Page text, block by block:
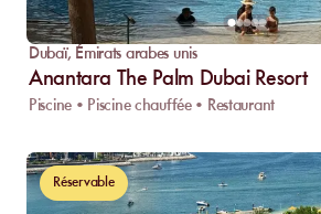
Dubaï, Émirats arabes unis
Anantara The Palm Dubai Resort
Piscine • Piscine chauffée • Restaurant
Réservable